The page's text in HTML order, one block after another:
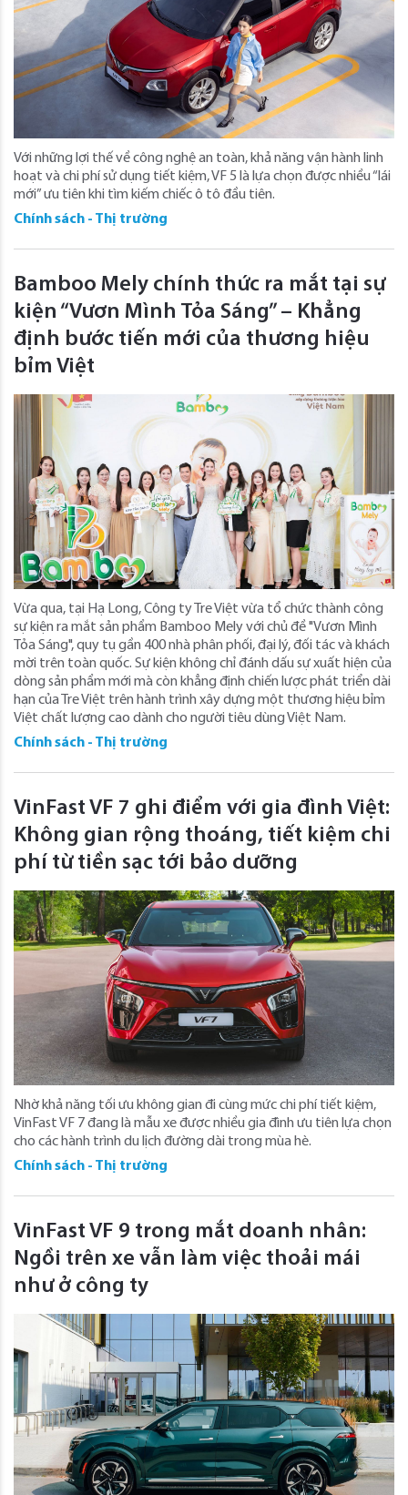
Với những lợi thế về công nghệ an toàn, khả năng vận hành linh
hoạt và chi phí sử dụng tiết kiệm, VF 5 là lựa chọn được nhiều “lái
mới” ưu tiên khi tìm kiếm chiếc ô tô đầu tiên.
Chính sách - Thị trường
Bamboo Mely chính thức ra mắt tại sự
kiện “Vươn Mình Tỏa Sáng” – Khẳng
định bước tiến mới của thương hiệu
bỉm Việt
Vừa qua, tại Hạ Long, Công ty Tre Việt vừa tổ chức thành công
sự kiện ra mắt sản phẩm Bamboo Mely với chủ đề "Vươn Mình
Tỏa Sáng", quy tụ gần 400 nhà phân phối, đại lý, đối tác và khách
mời trên toàn quốc. Sự kiện không chỉ đánh dấu sự xuất hiện của
dòng sản phẩm mới mà còn khẳng định chiến lược phát triển dài
hạn của Tre Việt trên hành trình xây dựng một thương hiệu bỉm
Việt chất lượng cao dành cho người tiêu dùng Việt Nam.
Chính sách - Thị trường
VinFast VF 7 ghi điểm với gia đình Việt:
Không gian rộng thoáng, tiết kiệm chi
phí từ tiền sạc tới bảo dưỡng
Nhờ khả năng tối ưu không gian đi cùng mức chi phí tiết kiệm,
VinFast VF 7 đang là mẫu xe được nhiều gia đình ưu tiên lựa chọn
cho các hành trình du lịch đường dài trong mùa hè.
Chính sách - Thị trường
VinFast VF 9 trong mắt doanh nhân:
Ngồi trên xe vẫn làm việc thoải mái
như ở công ty